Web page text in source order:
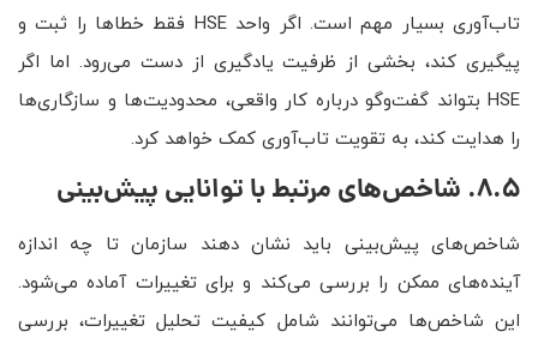
تاب‌آوری بسیار مهم است. اگر واحد HSE فقط خطاها را ثبت و
پیگیری کند، بخشی از ظرفیت یادگیری از دست می‌رود. اما اگر
HSE بتواند گفت‌وگو درباره کار واقعی، محدودیت‌ها و سازگاری‌ها
را هدایت کند، به تقویت تاب‌آوری کمک خواهد کرد.
8.5. شاخص‌های مرتبط با توانایی پیش‌بینی
شاخص‌های پیش‌بینی باید نشان دهند سازمان تا چه اندازه
آینده‌های ممکن را بررسی می‌کند و برای تغییرات آماده می‌شود.
این شاخص‌ها می‌توانند شامل کیفیت تحلیل تغییرات، بررسی